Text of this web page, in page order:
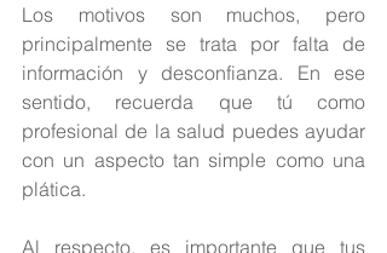
Los motivos son muchos, pero
principalmente se trata por falta de
información y desconfianza. En ese
sentido, recuerda que tú como
profesional de la salud puedes ayudar
con un aspecto tan simple como una
plática.
Al respecto, es importante que tus